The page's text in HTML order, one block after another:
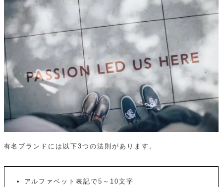
有名ブランドには以下3つの法則があります。
アルファベット表記で5～10文字